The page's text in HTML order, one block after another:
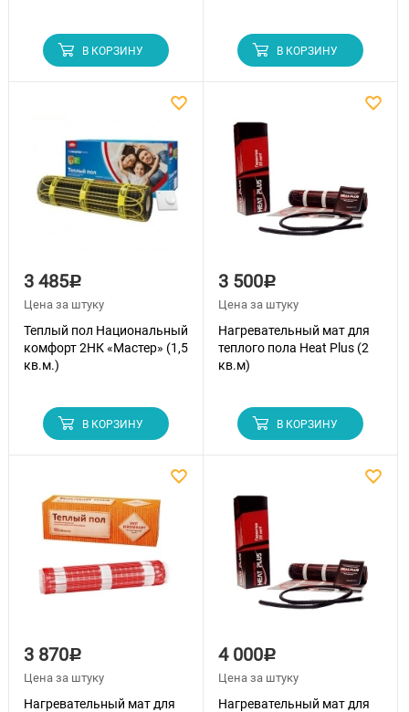
В КОРЗИНУ В КОРЗИНУ
3 485Р
Цена за штуку
Теплый пол Национальный
комфорт 2НК «Мастер» (1,5
кв.м.)
В КОРЗИНУ
3 500Р
Цена за штуку
Нагревательный мат для
теплого пола Heat Plus (2
кв.м)
В КОРЗИНУ
3 870Р
Цена за штуку
Нагревательный мат для
4 000Р
Цена за штуку
Нагревательный мат для